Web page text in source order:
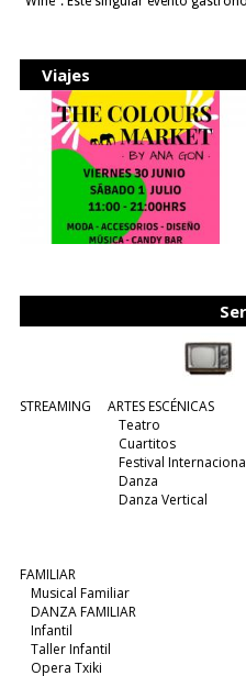
Viajes
STREAMING
ARTES ESCÉNICAS
Teatro
Cuartitos
Festival
Danza
Danza Vertical
FAMILIAR
Musical Familiar
DANZA FAMILIAR
Infantil
Taller Infantil
Opera Txiki